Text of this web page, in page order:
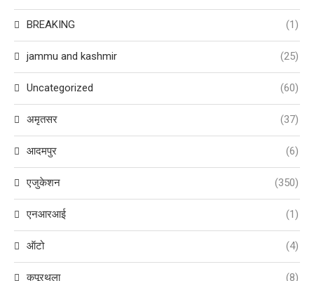
BREAKING (1)
jammu and kashmir (25)
Uncategorized (60)
अमृतसर (37)
आदमपुर (6)
एजुकेशन (350)
एनआरआई (1)
ऑटो (4)
कपूरथला (8)